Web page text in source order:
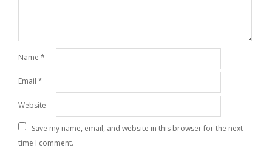
Name *
Email *
Website
Save my name, email, and website in this browser for the next
time I comment.